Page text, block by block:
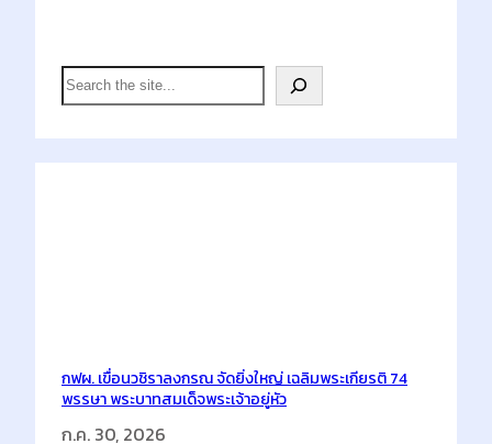
S
e
a
r
กฟผ. เขื่อนวชิราลงกรณ จัดยิ่งใหญ่ เฉลิมพระเกียรติ 74
พรรษา พระบาทสมเด็จพระเจ้าอยู่หัว
ก.ค. 30, 2026